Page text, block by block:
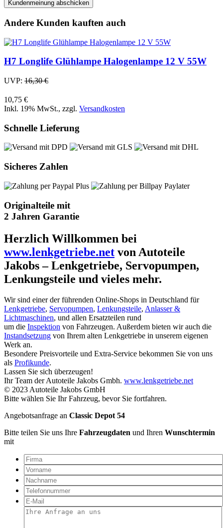
Kundenmeinung abschicken
Andere Kunden kauften auch
H7 Longlife Glühlampe Halogenlampe 12 V 55W
UVP: 16,30 €
10,75 €
Inkl. 19% MwSt., zzgl. Versandkosten
Schnelle Lieferung
Sicheres Zahlen
Originalteile mit
2 Jahren Garantie
Herzlich Willkommen bei
www.lenkgetriebe.net von Autoteile
Jakobs – Lenkgetriebe, Servopumpen,
Lenkungsteile und vieles mehr.
Wir sind einer der führenden Online-Shops in Deutschland für
Lenkgetriebe, Servopumpen, Lenkungsteile, Anlasser &
Lichtmaschinen, und allen Ersatzteilen rund
um die Inspektion von Fahrzeugen. Außerdem bieten wir auch die
Instandsetzung von Ihrem alten Lenkgetriebe in unserem eigenen
Werk an.
Besondere Preisvorteile und Extra-Service bekommen Sie von uns
als Profikunde.
Lassen Sie sich überzeugen!
Ihr Team der Autoteile Jakobs Gmbh. www.lenkgetriebe.net
© 2023 Autoteile Jakobs GmbH
Bitte wählen Sie Ihr Fahrzeug, bevor Sie fortfahren.
Angebotsanfrage an Classic Depot 54
Bitte teilen Sie uns Ihre Fahrzeugdaten und Ihren Wunschtermin
mit